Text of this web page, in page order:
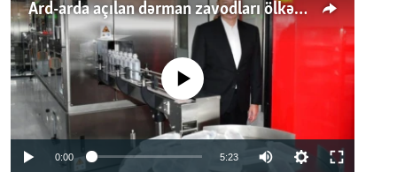
Ard-arda açılan dərman zavodları ölkənin tələbatını ödəyirmi?
No media source currently available
0:00 5:23